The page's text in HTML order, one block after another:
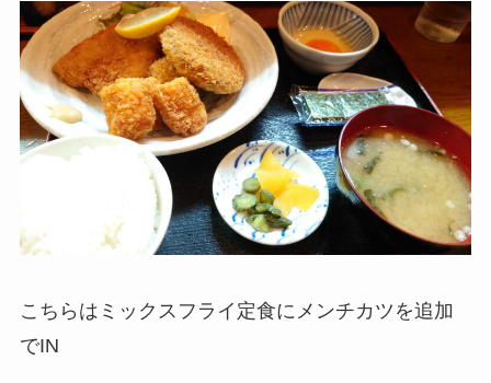
こちらはミックスフライ定食にメンチカツを追加
でIN